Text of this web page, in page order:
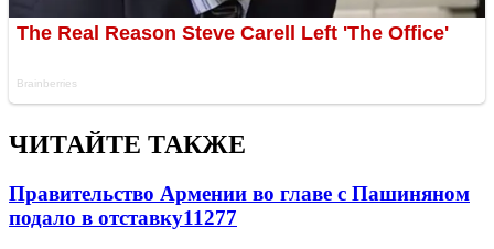
ЧИТАЙТЕ ТАКЖЕ
Правительство Армении во главе с Пашиняном
подало в отставку11277